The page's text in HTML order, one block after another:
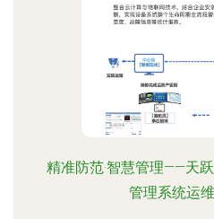
精准防范·智慧管理——天
管理系统运